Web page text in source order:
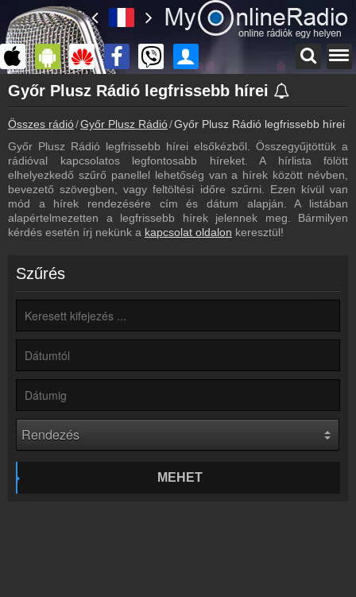
Főoldal
myonlineradio.hu
Győr Plusz Rádió
Vissza a Győr Plusz Rádió oldalára
Bejelentkezés
Hozz létre saját fiókot!
Most szól
Tudd meg mi szólt eddig
Kapcsolat
Partnerek
Rádió beágyazás
Online rádió készítés
Készítés lépésről lépésre
Győr Plusz Rádió legfrissebb hírei
Összes rádió Győr Plusz Rádió Győr Plusz Rádió legfrissebb hírei
Győr Plusz Rádió legfrissebb hírei elsőkézből. Összegyűjtöttük a
rádióval kapcsolatos legfontosabb híreket. A hírlista fölött
elhelyezkedő szűrő panellel lehetőség van a hírek között névben,
bevezető szövegben, vagy feltöltési időre szűrni. Ezen kívül van
mód a hírek rendezésére cím és dátum alapján. A listában
alapértelmezetten a legfrissebb hírek jelennek meg. Bármilyen
kérdés esetén írj nekünk a kapcsolat oldalon keresztül!
Szűrés
MEHET